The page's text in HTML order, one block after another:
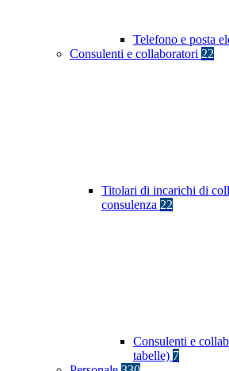
Telefono e posta
Consulenti e collaboratori 22
Titolari di incarichi di
consulenza 22
Consulenti e
tabelle) 7